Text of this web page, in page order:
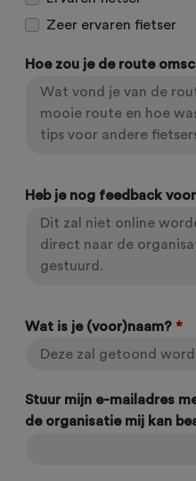
Zeer ervaren fietser
Hoe zou je de route
Heb je nog feedback
Wat is je (voor)naam? *
Stuur mijn e-mailadres
de organisatie mij kan